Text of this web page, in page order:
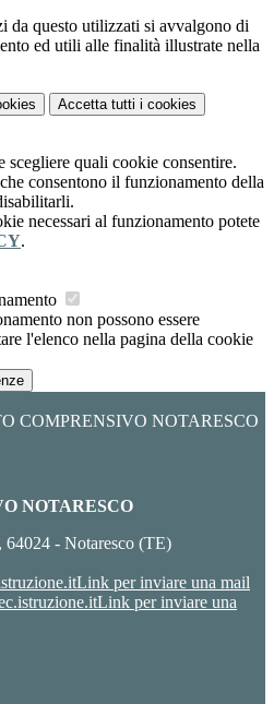
da questo utilizzati si avvalgono di
ed utili alle finalità illustrate nella
Accetta tutti i cookies
scegliere quali cookie consentire.
consentono il funzionamento della
necessari al funzionamento potete
.
non possono essere
l'elenco nella pagina della cookie
COMPRENSIVO NOTARESCO
NOTARESCO
- Notaresco (TE)
Link per inviare una mail
Link per inviare una